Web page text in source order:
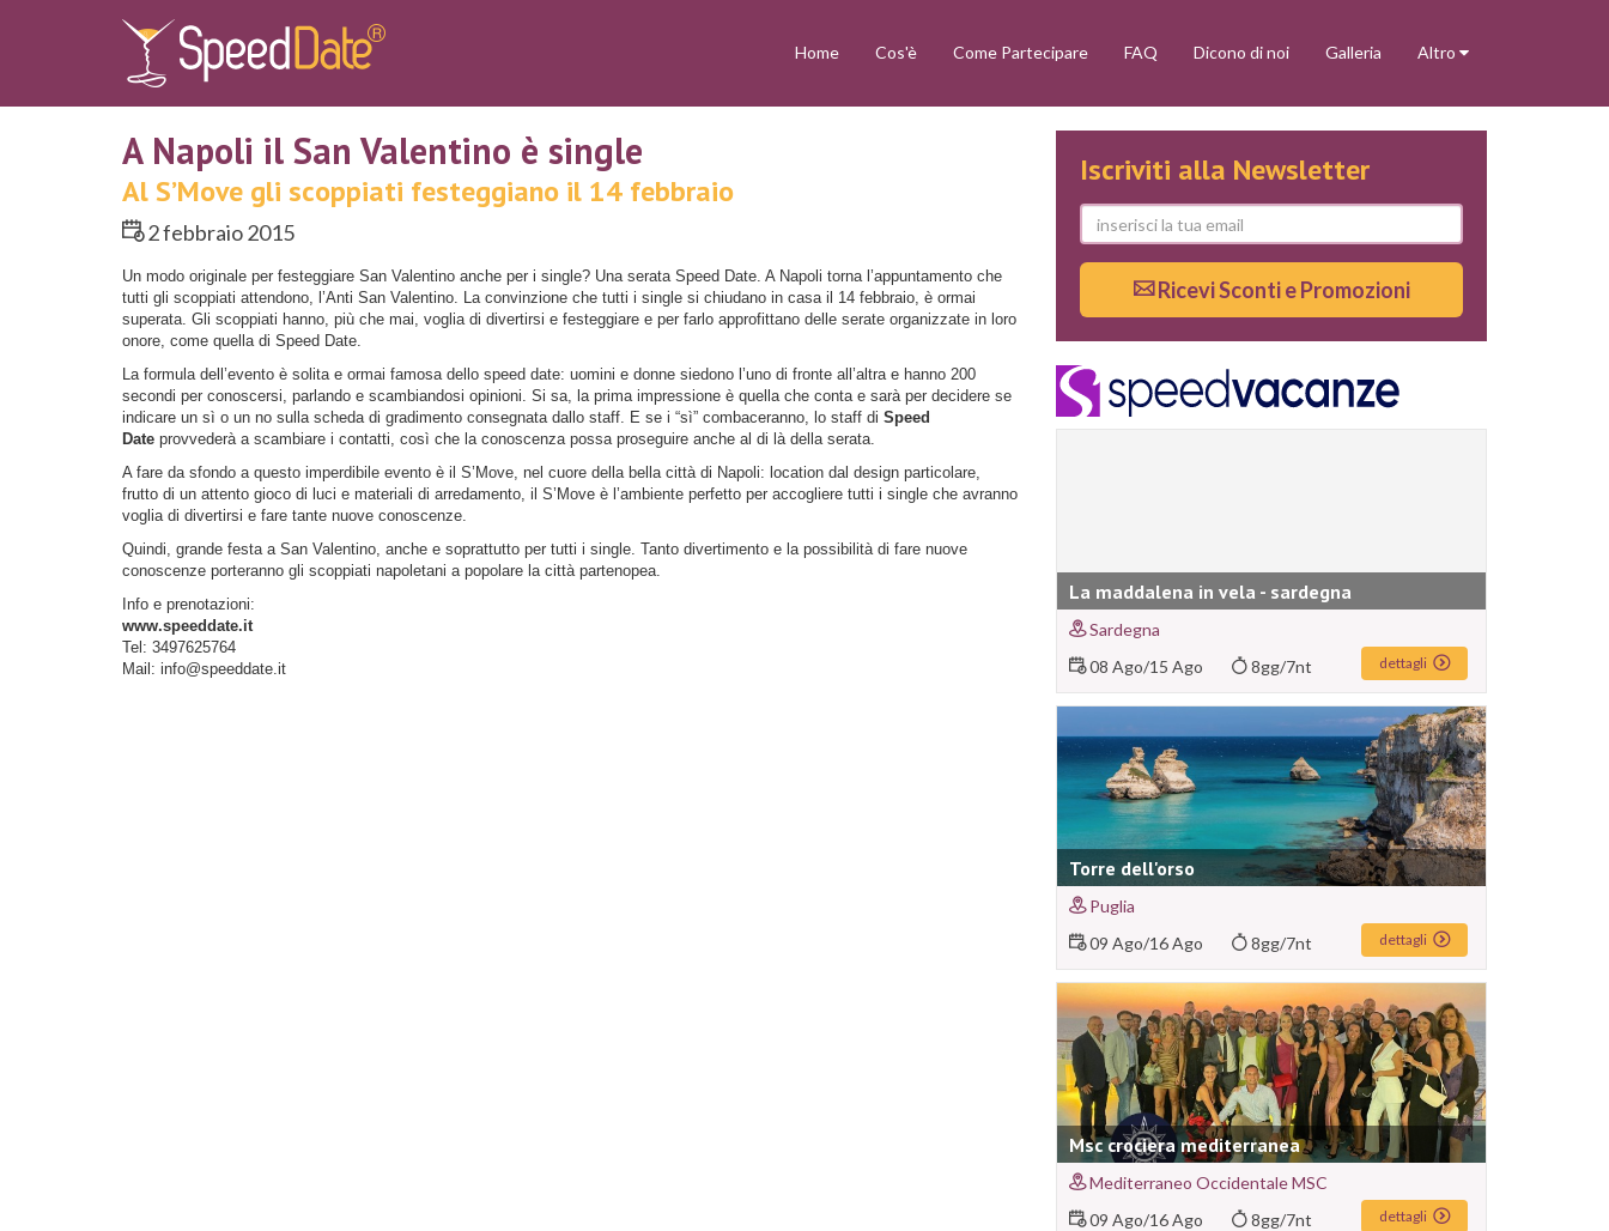
Home Cos'è Come Partecipare FAQ Dicono di noi Galleria Altro
A Napoli il San Valentino è single
Al S’Move gli scoppiati festeggiano il 14 febbraio
2 febbraio 2015
Un modo originale per festeggiare San Valentino anche per i single? Una serata Speed Date. A Napoli torna l’appuntamento che
tutti gli scoppiati attendono, l’Anti San Valentino. La convinzione che tutti i single si chiudano in casa il 14 febbraio, è ormai
superata. Gli scoppiati hanno, più che mai, voglia di divertirsi e festeggiare e per farlo approfittano delle serate organizzate in loro
onore, come quella di Speed Date.
La formula dell’evento è solita e ormai famosa dello speed date: uomini e donne siedono l’uno di fronte all’altra e hanno 200
secondi per conoscersi, parlando e scambiandosi opinioni. Si sa, la prima impressione è quella che conta e sarà per decidere se
indicare un sì o un no sulla scheda di gradimento consegnata dallo staff. E se i “sì” combaceranno, lo staff di Speed
Date provvederà a scambiare i contatti, così che la conoscenza possa proseguire anche al di là della serata.
A fare da sfondo a questo imperdibile evento è il S’Move, nel cuore della bella città di Napoli: location dal design particolare,
frutto di un attento gioco di luci e materiali di arredamento, il S’Move è l’ambiente perfetto per accogliere tutti i single che avranno
voglia di divertirsi e fare tante nuove conoscenze.
Quindi, grande festa a San Valentino, anche e soprattutto per tutti i single. Tanto divertimento e la possibilità di fare nuove
conoscenze porteranno gli scoppiati napoletani a popolare la città partenopea.
Info e prenotazioni:
www.speeddate.it
Tel: 3497625764
Mail: info@speeddate.it
Iscriviti alla Newsletter
Ricevi Sconti e Promozioni
La maddalena in vela - sardegna
Sardegna
08 Ago/15 Ago 8gg/7nt dettagli
Torre dell'orso
Puglia
09 Ago/16 Ago 8gg/7nt dettagli
Msc crociera mediterranea
Mediterraneo Occidentale MSC
09 Ago/16 Ago 8gg/7nt dettagli